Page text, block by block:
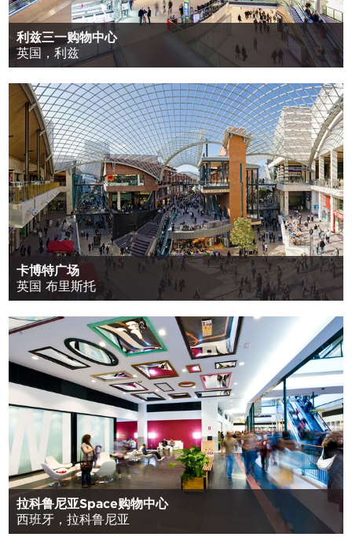
利兹三一购物中心
英国，利兹
卡博特广场
英国 布里斯托
拉科鲁尼亚Space购物中心
西班牙，拉科鲁尼亚